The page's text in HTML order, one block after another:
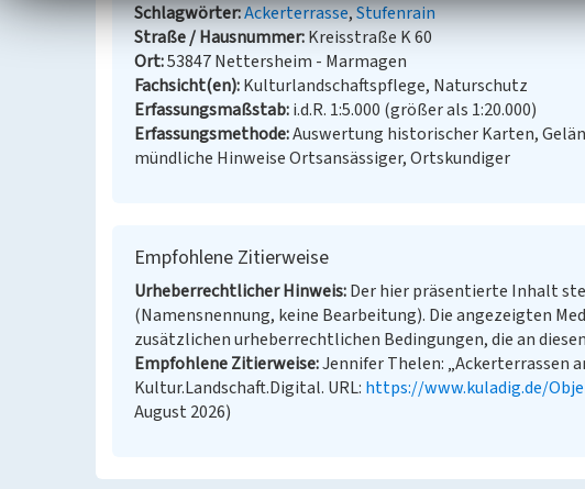
Schlagwörter Ackerterrasse Stufenrain
Straße / Hausnummer Kreisstraße K 60
Ort 53847 Nettersheim - Marmagen
Fachsicht(en) Kulturlandschaftspflege, Naturschutz
Erfassungsmaßstab i.d.R. 1:5.000 (größer als 1:20.000)
Erfassungsmethode Auswertung historischer Karten,
mündliche Hinweise Ortsansässiger, Ortskundiger
Empfohlene Zitierweise
Urheberrechtlicher Hinweis Der hier präsentierte Inhalt
(Namensnennung, keine Bearbeitung). Die angezeigten
zusätzlichen urheberrechtlichen Bedingungen, die an
Empfohlene Zitierweise Jennifer Thelen: „Ackerterrassen
Kultur.Landschaft.Digital. URL: https://www.kuladig.de/
August 2026)